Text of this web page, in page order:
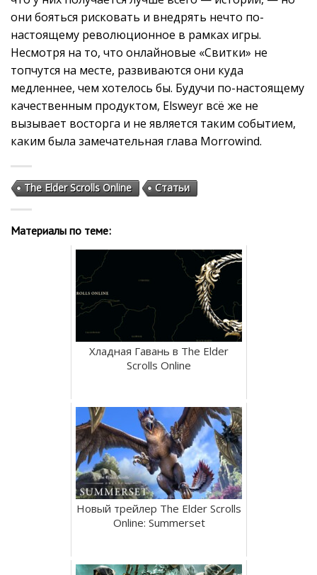
они бояться рисковать и внедрять нечто по-
настоящему революционное в рамках игры.
Несмотря на то, что онлайновые «Свитки» не
топчутся на месте, развиваются они куда
медленнее, чем хотелось бы. Будучи по-настоящему
качественным продуктом, Elsweyr всё же не
вызывает восторга и не является таким событием,
каким была замечательная глава Morrowind.
The Elder Scrolls Online Статьи
Материалы по теме:
Хладная Гавань в The Elder
Scrolls Online
Новый трейлер The Elder Scrolls
Online: Summerset